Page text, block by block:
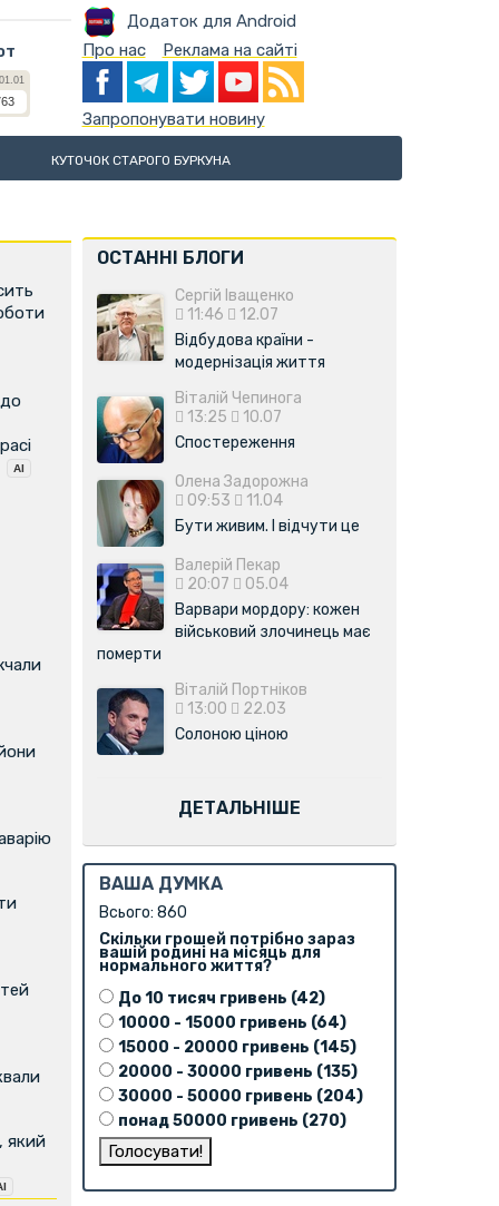
Додаток для Android
Про нас Реклама на сайті
Запропонувати новину
КУТОЧОК СТАРОГО БУРКУНА
який
ОСТАННІ БЛОГИ
Сергій Іващенко
11:46
12.07
Відбудова країни -
модернізація життя
Віталій Чепинога
13:25
10.07
Спостереження
Олена Задорожна
09:53
11.04
Бути живим. І відчути це
Валерій Пекар
20:07
05.04
Варвари мордору: кожен
військовий злочинець має
померти
Віталій Портніков
13:00
22.03
Солоною ціною
ДЕТАЛЬНІШЕ
ВАША ДУМКА
Всього: 860
Скільки грошей потрібно зараз
вашій родині на місяць для
нормального життя?
До 10 тисяч гривень (42)
10000 - 15000 гривень (64)
15000 - 20000 гривень (145)
20000 - 30000 гривень (135)
30000 - 50000 гривень (204)
понад 50000 гривень (270)